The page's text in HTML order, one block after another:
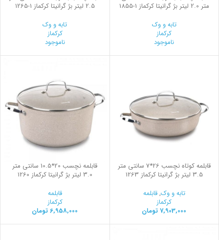
متر 2.0 لیتر بژ گرانیتا کرکماز
1855-1
تابه و وک
کرکماز
ناموجود
2.5 لیتر بژ گرانیتا کرکماز
1265-1
تابه و وک
کرکماز
ناموجود
قابلمه کوتاه نچسب 26*7 سانتی متر
3.5 لیتر بژ گرانیتا کرکماز 1263
تابه و وک,قابلمه
کرکماز
7,903,000 تومان
قابلمه نچسب 20*10.5 سانتی متر
3.0 لیتر بژ گرانیتا کرکماز 1260
قابلمه
کرکماز
6,958,000 تومان